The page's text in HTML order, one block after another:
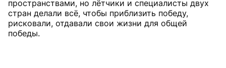
пространствами, но лётчики и специалисты двух
стран делали всё, чтобы приблизить победу,
рисковали, отдавали свои жизни для общей
победы.